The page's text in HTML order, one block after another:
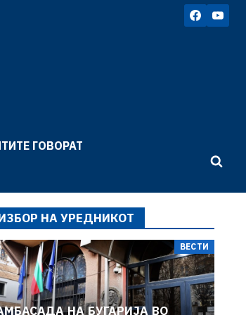
ГОВОРАТ
ВЕСТИ
НА УРЕДНИКОТ
ВЕСТИ
НА БУГАРИЈА ВО